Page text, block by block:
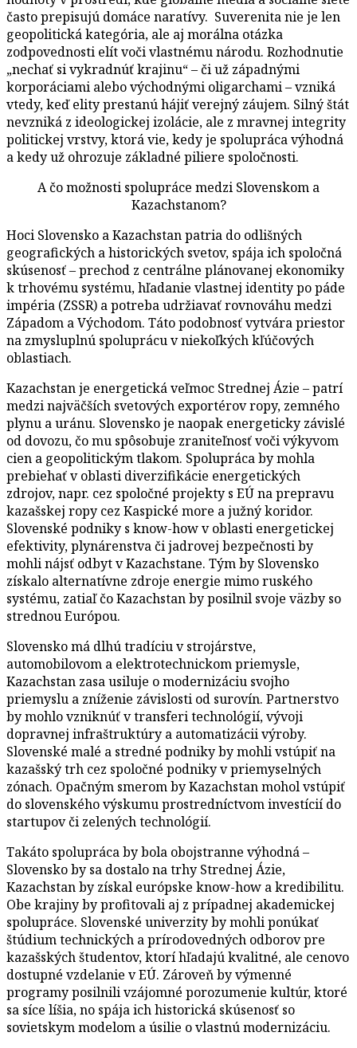
často prepisujú domáce naratívy. Suverenita nie je len
geopolitická kategória, ale aj morálna otázka
zodpovednosti elít voči vlastnému národu. Rozhodnutie
„nechať si vykradnúť krajinu“ – či už západnými
korporáciami alebo východnými oligarchami – vzniká
vtedy, keď elity prestanú hájiť verejný záujem. Silný štát
nevzniká z ideologickej izolácie, ale z mravnej integrity
politickej vrstvy, ktorá vie, kedy je spolupráca výhodná
a kedy už ohrozuje základné piliere spoločnosti.
A čo možnosti spolupráce medzi Slovenskom a
Kazachstanom?
Hoci Slovensko a Kazachstan patria do odlišných
geografických a historických svetov, spája ich spoločná
skúsenosť – prechod z centrálne plánovanej ekonomiky
k trhovému systému, hľadanie vlastnej identity po páde
impéria (ZSSR) a potreba udržiavať rovnováhu medzi
Západom a Východom. Táto podobnosť vytvára priestor
na zmysluplnú spoluprácu v niekoľkých kľúčových
oblastiach.
Kazachstan je energetická veľmoc Strednej Ázie – patrí
medzi najväčších svetových exportérov ropy, zemného
plynu a uránu. Slovensko je naopak energeticky závislé
od dovozu, čo mu spôsobuje zraniteľnosť voči výkyvom
cien a geopolitickým tlakom. Spolupráca by mohla
prebiehať v oblasti diverzifikácie energetických
zdrojov, napr. cez spoločné projekty s EÚ na prepravu
kazašskej ropy cez Kaspické more a južný koridor.
Slovenské podniky s know-how v oblasti energetickej
efektivity, plynárenstva či jadrovej bezpečnosti by
mohli nájsť odbyt v Kazachstane. Tým by Slovensko
získalo alternatívne zdroje energie mimo ruského
systému, zatiaľ čo Kazachstan by posilnil svoje väzby so
strednou Európou.
Slovensko má dlhú tradíciu v strojárstve,
automobilovom a elektrotechnickom priemysle,
Kazachstan zasa usiluje o modernizáciu svojho
priemyslu a zníženie závislosti od surovín. Partnerstvo
by mohlo vzniknúť v transferi technológií, vývoji
dopravnej infraštruktúry a automatizácii výroby.
Slovenské malé a stredné podniky by mohli vstúpiť na
kazašský trh cez spoločné podniky v priemyselných
zónach. Opačným smerom by Kazachstan mohol vstúpiť
do slovenského výskumu prostredníctvom investícií do
startupov či zelených technológií.
Takáto spolupráca by bola obojstranne výhodná –
Slovensko by sa dostalo na trhy Strednej Ázie,
Kazachstan by získal európske know-how a kredibilitu.
Obe krajiny by profitovali aj z prípadnej akademickej
spolupráce. Slovenské univerzity by mohli ponúkať
štúdium technických a prírodovedných odborov pre
kazašských študentov, ktorí hľadajú kvalitné, ale cenovo
dostupné vzdelanie v EÚ. Zároveň by výmenné
programy posilnili vzájomné porozumenie kultúr, ktoré
sa síce líšia, no spája ich historická skúsenosť so
sovietskym modelom a úsilie o vlastnú modernizáciu.